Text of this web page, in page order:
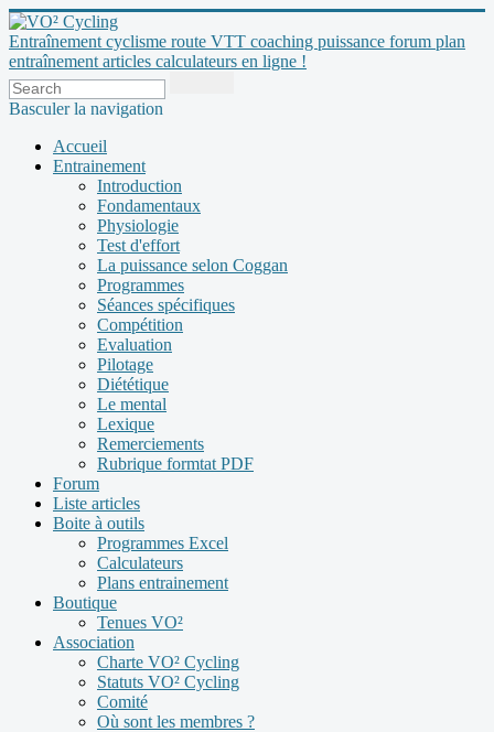
Entraînement cyclisme route VTT coaching puissance forum plan
entraînement articles calculateurs en ligne !
Basculer la navigation
Accueil
Entrainement
Introduction
Fondamentaux
Physiologie
Test d'effort
La puissance selon Coggan
Programmes
Séances spécifiques
Compétition
Evaluation
Pilotage
Diététique
Le mental
Lexique
Remerciements
Rubrique formtat PDF
Forum
Liste articles
Boite à outils
Programmes Excel
Calculateurs
Plans entrainement
Boutique
Tenues VO²
Association
Charte VO² Cycling
Statuts VO² Cycling
Comité
Où sont les membres ?